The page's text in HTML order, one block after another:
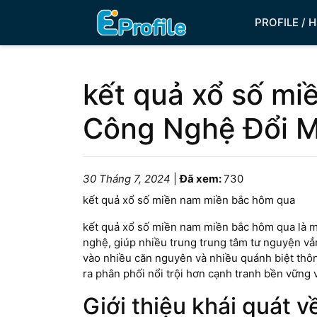
PROFILE /
kết quả xổ số
Công Nghệ Đổi
30 Tháng 7, 2024 |Đã xem:730
kết quả xổ số miền nam miền bắc hôm qua
kết quả xổ số miền nam miền bắc hôm qua
nghệ, giúp nhiều trung trung tâm tư nguyện
vào nhiều căn nguyên và nhiều quánh biệt
ra phân phối nổi trội hơn cạnh tranh bền vững
Giới thiệu khái quát